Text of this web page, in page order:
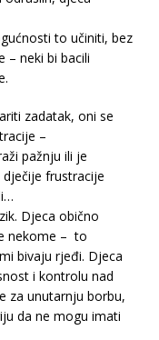
to učiniti, bez
– neki bi bacili
zadatak, oni se
–
pažnju ili je
frustracije
Djeca obično
nekome – to
bivaju rjeđi. Djeca
i kontrolu nad
za unutarnju borbu,
da ne mogu imati